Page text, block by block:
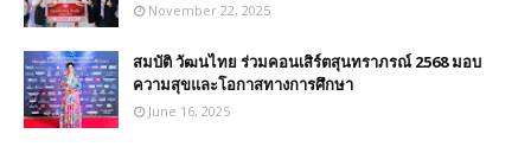
November 22, 2025
สมบัติ วัฒนไทย ร่วมคอนเสิร์ตสุนทราภรณ์ 2568 มอบ
ความสุขและโอกาสทางการศึกษา
June 16, 2025